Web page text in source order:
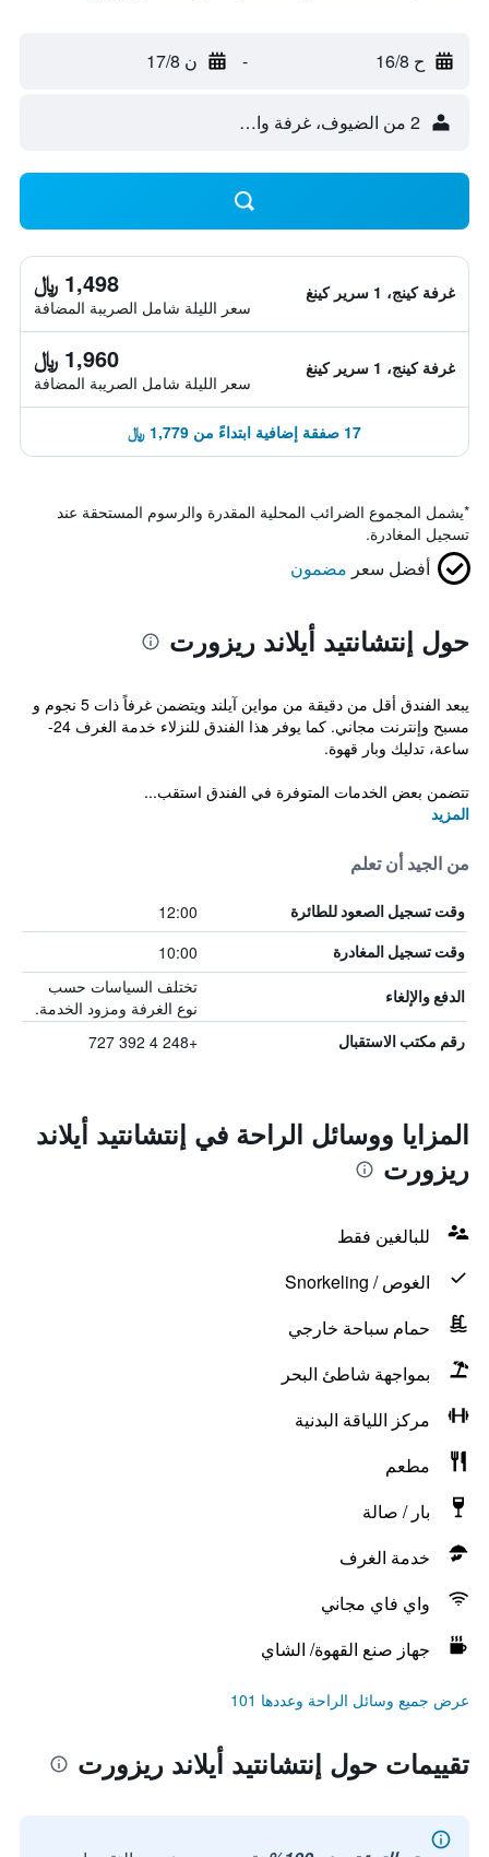
ح 16/8 - ن 17/8
2 من الضيوف، غرفة واحدة
غرفة كينج، 1 سرير كينغ 1,498 ﷼
سعر الليلة شامل الصريبة المضافة
غرفة كينج، 1 سرير كينغ 1,960 ﷼
سعر الليلة شامل الصريبة المضافة
17 صفقة إضافية ابتداءً من 1,779 ﷼
*يشمل المجموع الضرائب المحلية المقدرة والرسوم المستحقة عند
تسجيل المغادرة.
أفضل سعر مضمون
حول إنتشانتيد أيلاند ريزورت
يبعد الفندق أقل من دقيقة من مواين آيلند ويتضمن غرفاً ذات 5 نجوم و
مسبح وإنترنت مجاني. كما يوفر هذا الفندق للنزلاء خدمة الغرف 24-
ساعة، تدليك وبار قهوة.
تتضمن بعض الخدمات المتوفرة في الفندق استقب...
المزيد
من الجيد أن تعلم
وقت تسجيل الصعود للطائرة 12:00
وقت تسجيل المغادرة 10:00
الدفع والإلغاء
تختلف السياسات حسب
نوع الغرفة ومزود الخدمة.
رقم مكتب الاستقبال +248 4 392 727
المزايا ووسائل الراحة في إنتشانتيد أيلاند
ريزورت
للبالغين فقط
الغوص / Snorkeling
حمام سباحة خارجي
بمواجهة شاطئ البحر
مركز اللياقة البدنية
مطعم
بار / صالة
خدمة الغرف
واي فاي مجاني
جهاز صنع القهوة/ الشاي
عرض جميع وسائل الراحة وعددها 101
تقييمات حول إنتشانتيد أيلاند ريزورت